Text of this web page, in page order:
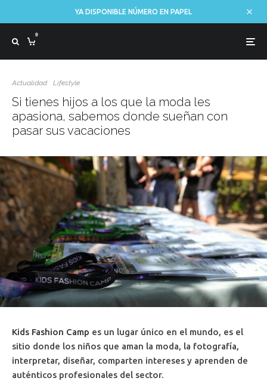
YA DISPONIBLE NÚMERO EN PAPEL
0
Actualidad Lifestyle
Si tienes hijos a los que la moda les
apasiona, sabemos donde sueñan con
pasar sus vacaciones
Kids Fashion Camp es un lugar único en el mundo, es el
sitio donde los niños que aman la moda, la fotografía,
interpretar, diseñar, comparten intereses y aprenden de
auténticos profesionales del sector.